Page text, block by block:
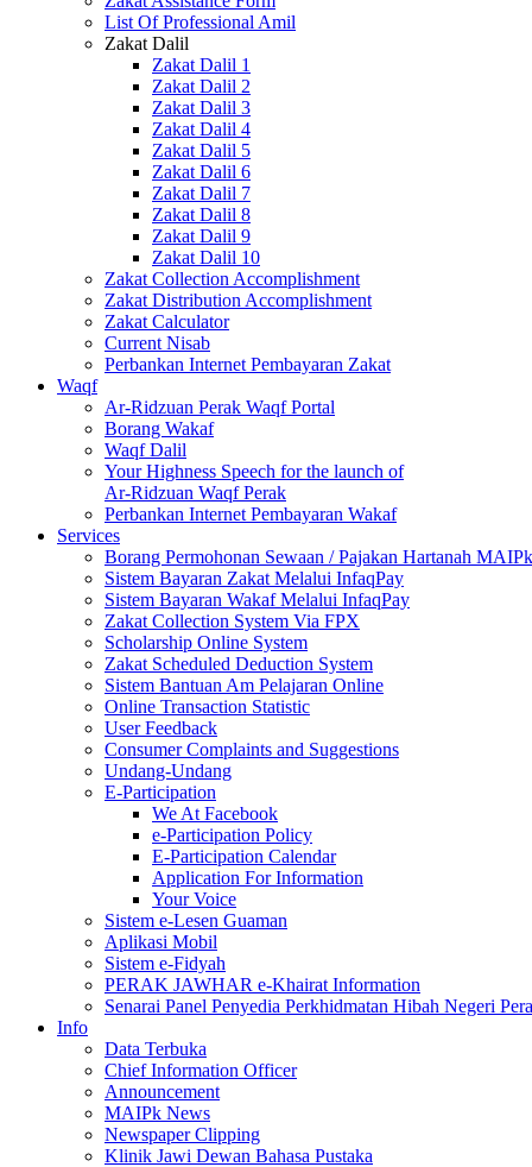
List Of Professional Amil
Zakat Dalil
Zakat Dalil 1
Zakat Dalil 2
Zakat Dalil 3
Zakat Dalil 4
Zakat Dalil 5
Zakat Dalil 6
Zakat Dalil 7
Zakat Dalil 8
Zakat Dalil 9
Zakat Dalil 10
Zakat Collection Accomplishment
Zakat Distribution Accomplishment
Zakat Calculator
Current Nisab
Perbankan Internet Pembayaran Zakat
Waqf
Ar-Ridzuan Perak Waqf Portal
Borang Wakaf
Waqf Dalil
Your Highness Speech for the launch of
Ar-Ridzuan Waqf Perak
Perbankan Internet Pembayaran Wakaf
Services
Borang Permohonan Sewaan / Pajakan Hartanah MAIPk
Sistem Bayaran Zakat Melalui InfaqPay
Sistem Bayaran Wakaf Melalui InfaqPay
Zakat Collection System Via FPX
Scholarship Online System
Zakat Scheduled Deduction System
Sistem Bantuan Am Pelajaran Online
Online Transaction Statistic
User Feedback
Consumer Complaints and Suggestions
Undang-Undang
E-Participation
We At Facebook
e-Participation Policy
E-Participation Calendar
Application For Information
Your Voice
Sistem e-Lesen Guaman
Aplikasi Mobil
Sistem e-Fidyah
PERAK JAWHAR e-Khairat Information
Senarai Panel Penyedia Perkhidmatan Hibah Negeri
Info
Data Terbuka
Chief Information Officer
Announcement
MAIPk News
Newspaper Clipping
Klinik Jawi Dewan Bahasa Pustaka